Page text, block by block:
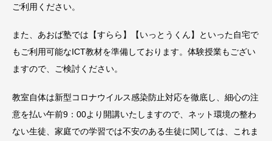
ご利用ください。
また、あおば塾では【すらら】【いっとうくん】といった自宅で
もご利用可能なICT教材を準備しております。体験授業もござい
ますので、ご検討ください。
教室自体は新型コロナウイルス感染防止対応を徹底し、細心の注
意を払い午前9：00より開講いたしますので、ネット環境の整わ
ない生徒、家庭での学習では不安のある生徒に関しては、これま